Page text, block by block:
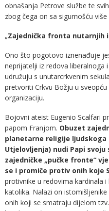
obnašanja Petrove službe te
zbog čega on sa sigurnošću više
„Zajednička fronta nutarnjih
Ono što pogotovo iznenađuje
neprijatelji iz redova liberalnoga
udružuju s unutarcrkvenim
pretvoriti Crkvu Božju u
organizaciju.
Bojovni ateist Eugenio Scalfari
papom Franjom. Obuzet
planetarne religije
Utjelovljenja) nudi Papi
zajedničke „pučke fronte“
se i promiče protiv onih koje
protivnike u redovima kardinala
katolika. Nalazi on
onih koji se smatraju dijelom